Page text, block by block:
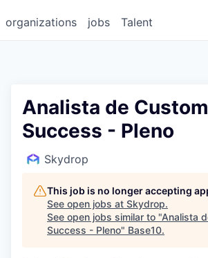
jobs
organizations Talent
Analista de
Success - Pleno
Skydrop
This job is no longer accepting
See open jobs at Skydrop.
See open jobs similar to "Analista
Success - Pleno" Base10.